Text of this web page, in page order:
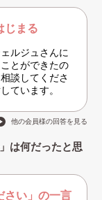
じまる
ルジュさんに
とができたの
談してくださ
ています。
他の会員様の回答を見る
は何だったと思
さい」の一言